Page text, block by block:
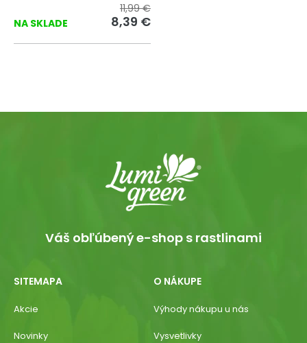
NA SKLADE
11,99 €
8,39 €
Váš obľúbený e-shop s rastlinami
SITEMAPA
Akcie
Novinky
O NÁKUPE
Výhody nákupu u nás
Vysvetlivky